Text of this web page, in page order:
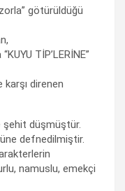
götürüldüğü
TİP’LERİNE”
direnen
şehit düşmüştür.
defnedilmiştir.
namuslu, emekçi